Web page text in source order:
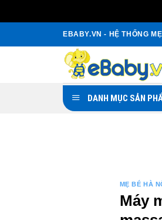
EBABY.VN - HỆ THỐNG
DANH MỤC SẢN
MẸ BÉ HÀ
Máy